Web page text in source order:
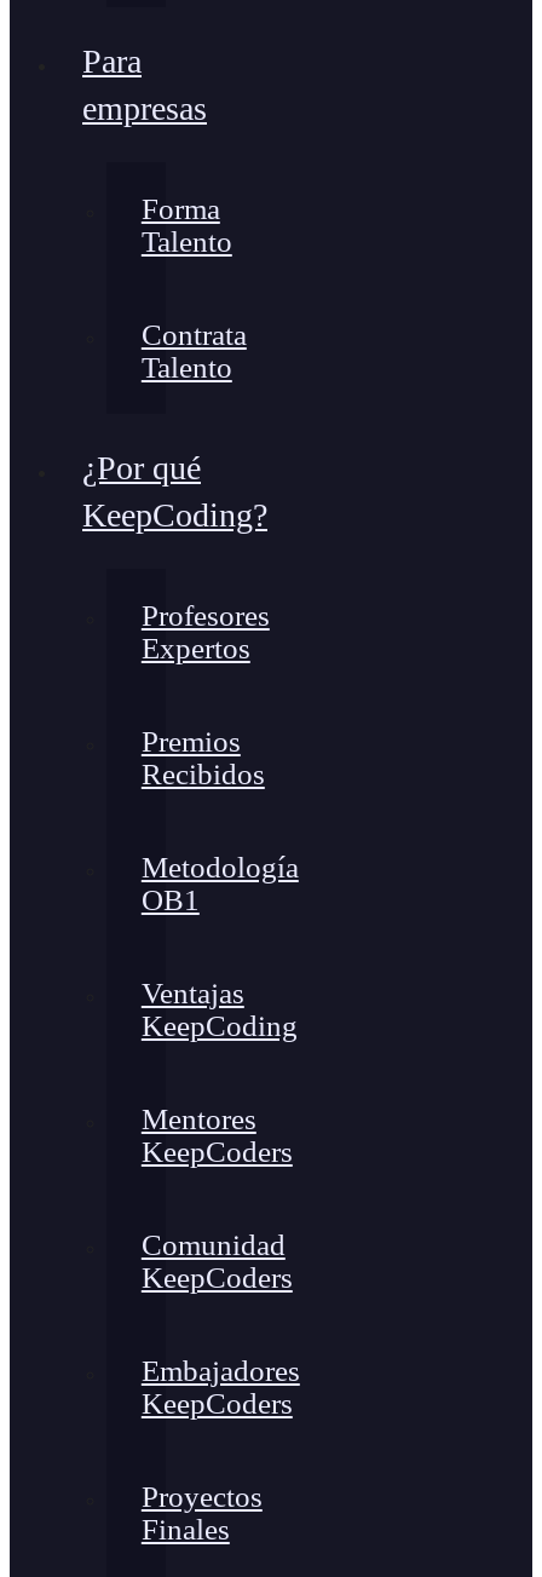
Para
empresas
Forma
Talento
Contrata
Talento
¿Por qué
KeepCoding?
Profesores
Expertos
Premios
Recibidos
Metodología
OB1
Ventajas
KeepCoding
Mentores
KeepCoders
Comunidad
KeepCoders
Embajadores
KeepCoders
Proyectos
Finales